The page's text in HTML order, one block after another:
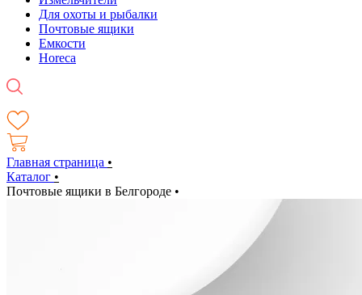
Для охоты и рыбалки
Почтовые ящики
Емкости
Horeca
Главная страница •
Каталог •
Почтовые ящики в Белгороде •